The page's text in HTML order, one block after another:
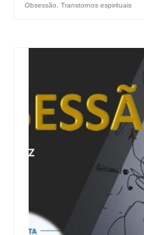
Obsessão
Transtornos espirituais